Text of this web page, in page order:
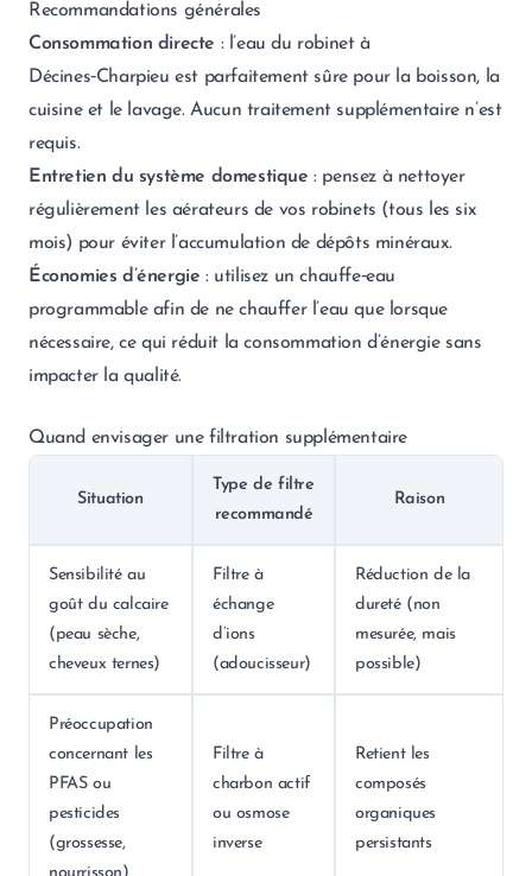
Recommandations générales
Consommation directe : l’eau du robinet à
Décines‑Charpieu est parfaitement sûre pour la boisson, la
cuisine et le lavage. Aucun traitement supplémentaire n’est
requis.
Entretien du système domestique : pensez à nettoyer
régulièrement les aérateurs de vos robinets (tous les six
mois) pour éviter l’accumulation de dépôts minéraux.
Économies d’énergie : utilisez un chauffe‑eau
programmable afin de ne chauffer l’eau que lorsque
nécessaire, ce qui réduit la consommation d’énergie sans
impacter la qualité.
Quand envisager une filtration supplémentaire
Situation
Type de filtre
recommandé
Raison
Sensibilité au
goût du calcaire
(peau sèche,
cheveux ternes)
Filtre à
échange
d’ions
(adoucisseur)
Réduction de la
dureté (non
mesurée, mais
possible)
Préoccupation
concernant les
PFAS ou
pesticides
(grossesse,
Filtre à
charbon actif
ou osmose
inverse
Retient les
composés
organiques
persistants